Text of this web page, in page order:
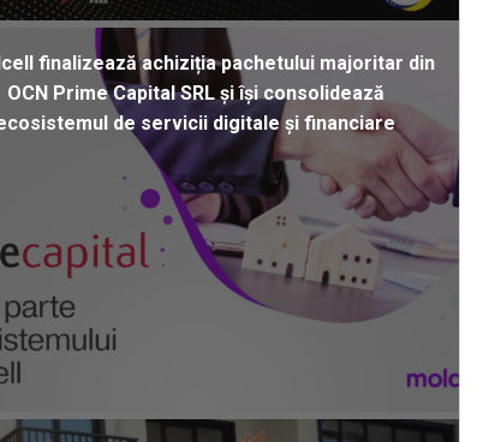
finalizează achiziția pachetului majoritar din
OCN Prime Capital SRL și își consolidează
de servicii digitale și financiare